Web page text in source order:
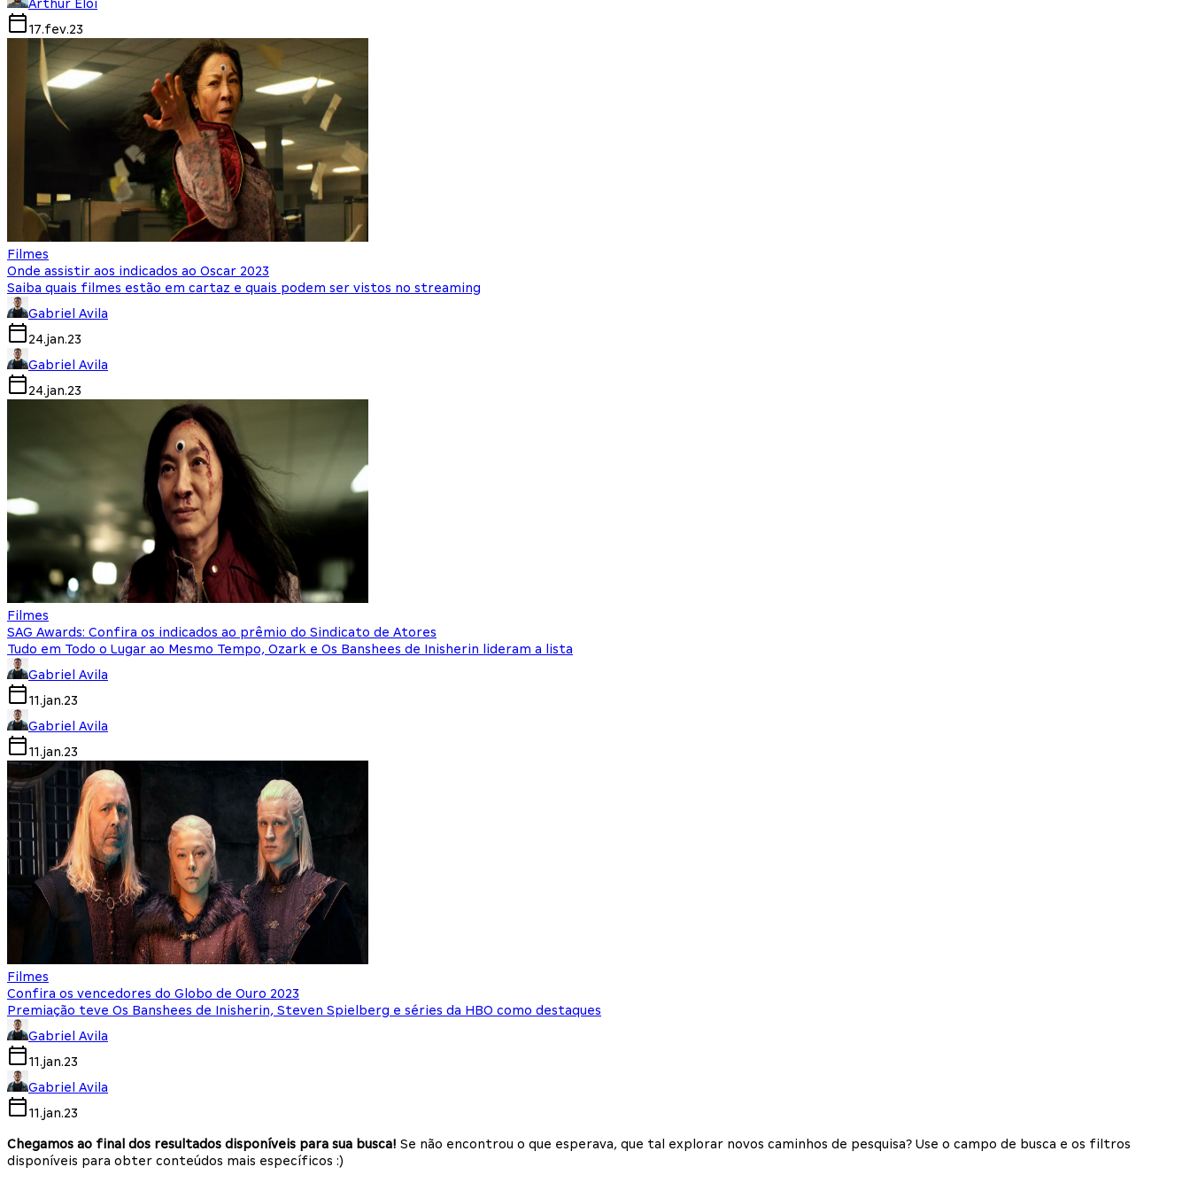
Arthur Eloi
17.fev.23
Filmes
Onde assistir aos indicados ao Oscar 2023
Saiba quais filmes estão em cartaz e quais podem ser vistos no streaming
Gabriel Avila
24.jan.23
Gabriel Avila
24.jan.23
Filmes
SAG Awards: Confira os indicados ao prêmio do Sindicato de Atores
Tudo em Todo o Lugar ao Mesmo Tempo, Ozark e Os Banshees de Inisherin lideram a lista
Gabriel Avila
11.jan.23
Gabriel Avila
11.jan.23
Filmes
Confira os vencedores do Globo de Ouro 2023
Premiação teve Os Banshees de Inisherin, Steven Spielberg e séries da HBO como destaques
Gabriel Avila
11.jan.23
Gabriel Avila
11.jan.23
Chegamos ao final dos resultados disponíveis para sua busca! Se não encontrou o que esperava, que tal explorar novos caminhos de pesquisa? Use o campo de busca e os filtros
disponíveis para obter conteúdos mais específicos :)